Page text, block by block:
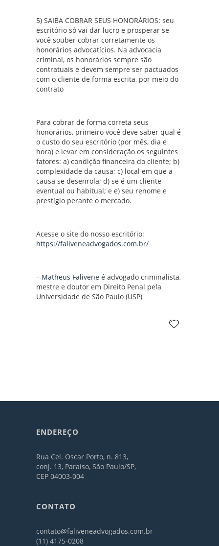
5) SAIBA COBRAR SEUS HONORÁRIOS: seu
escritório só vai dar lucro e prosperar se
você souber cobrar corretamente os
honorários advocatícios. Na advocacia
criminal, os honorários sempre são
contratuais e devem sempre ser pactuados
com o cliente de forma escrita, por meio do
contrato
Para cobrar de forma correta seus
honorários, primeiro você deve saber qual é
o custo do seu escritório (por mês, dia e
hora) e levar em consideração os seguintes
fatores: a) condição financeira do cliente; b)
complexidade da causa; c) local em que a
causa se desenrola; d) se é um cliente
eventual ou habitual; e e) seu renome e
prestígio perante o mercado.
Acesse o site do nosso escritório:
https://faliveneadvogados.com.br/
– Matheus Falivene é advogado criminalista,
mestre e doutor em Direito Penal pela
Universidade de São Paulo (USP)
ENDEREÇO
Rua Cel. Oscar Porto, n. 813,
conj. 13, Paraíso, São Paulo/SP,
CEP 04003-004
CONTATO
contato@faliveneadvogados.com.br
(11) 4175-0208